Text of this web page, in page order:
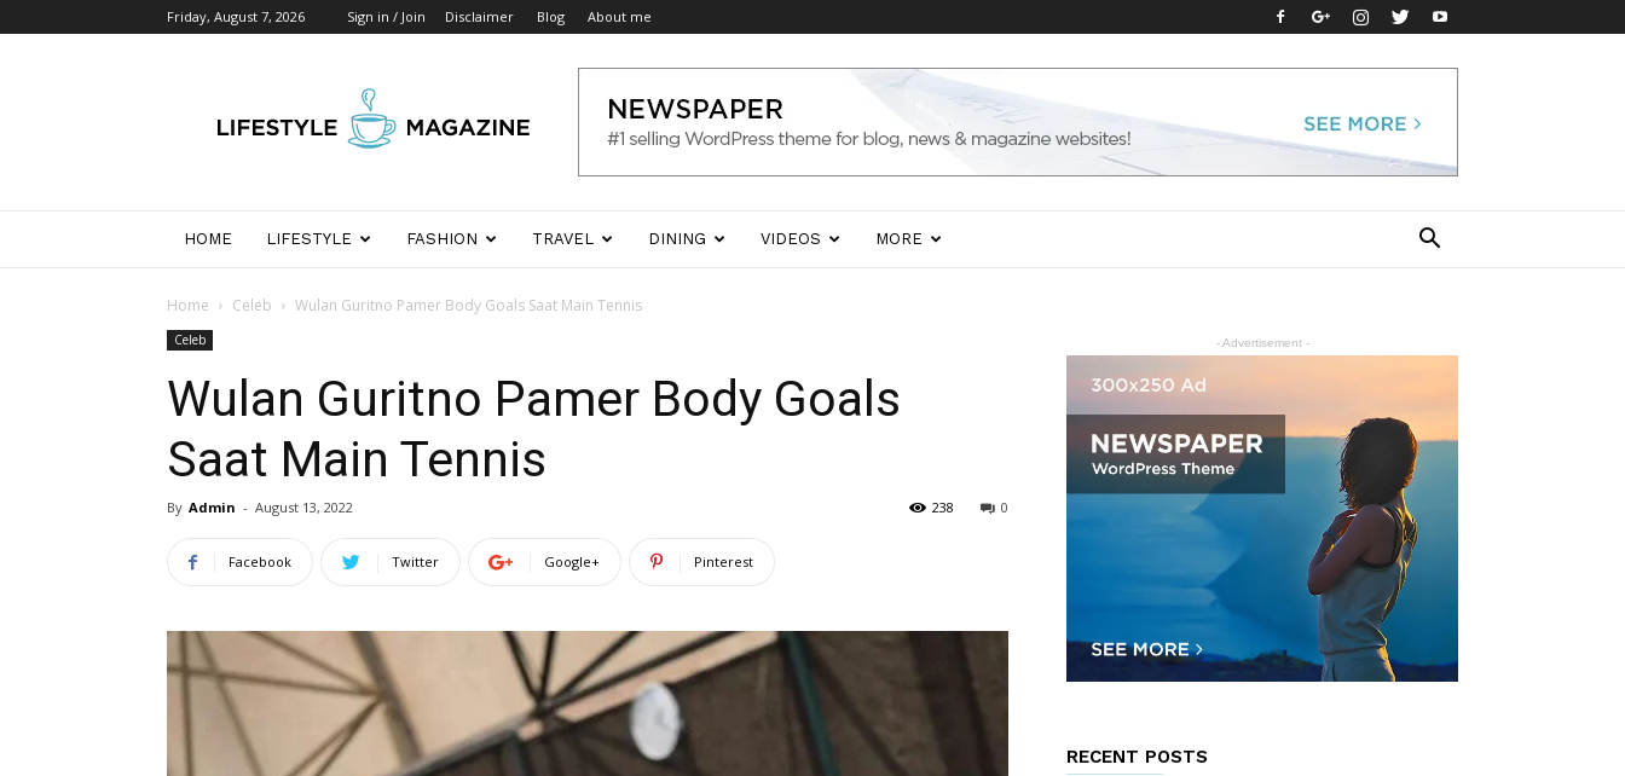
Friday, August 7, 2026 Sign in / Join Disclaimer Blog About me
Indonesia
HOME LIFESTYLE FASHION TRAVEL DINING VIDEOS MORE
Home Celeb Wulan Guritno Pamer Body Goals Saat Main Tennis
Celeb
Wulan Guritno Pamer Body Goals
Saat Main Tennis
By Admin - August 13, 2022 0
238
Facebook Twitter Google+ Pinterest
- Advertisement -
RECENT POSTS